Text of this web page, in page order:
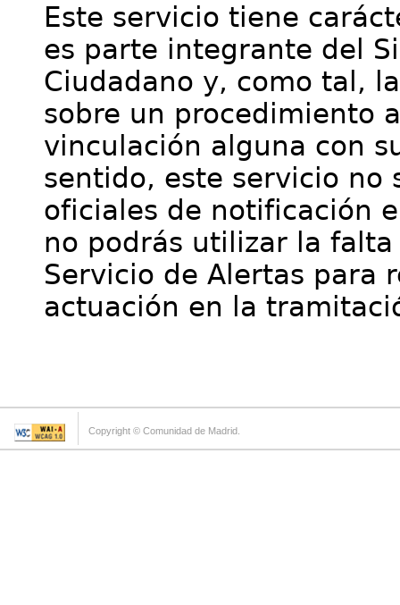
Este servicio tiene
es parte integrante del
Ciudadano y, como tal,
sobre un procedimiento
vinculación alguna con
sentido, este servicio no
oficiales de notificación
no podrás utilizar la
Servicio de Alertas para
actuación en la
Copyright © Comunidad de Madrid.